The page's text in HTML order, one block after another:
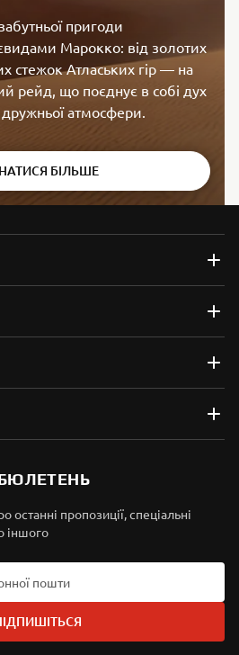
пригоди
Марокко: від золотих
стежок Атлаських гір — на
рейд, що поєднує в собі дух
дружньої атмосфери.
БІЛЬШЕ
пропозиції, спеціальні
іншого